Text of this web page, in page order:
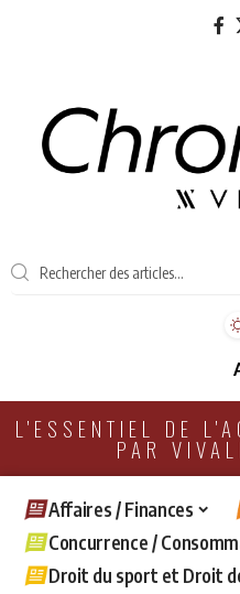
L'ESSENTIEL DE
PAR
Affaires / Finances
Concurrence /
Droit du sport et Droit